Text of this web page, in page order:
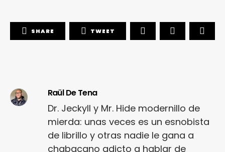
SHARE TWEET
Raül De Tena
Dr. Jeckyll y Mr. Hide modernillo de
mierda: unas veces es un esnobista
de librillo y otras nadie le gana a
chabacano adicto a hablar de